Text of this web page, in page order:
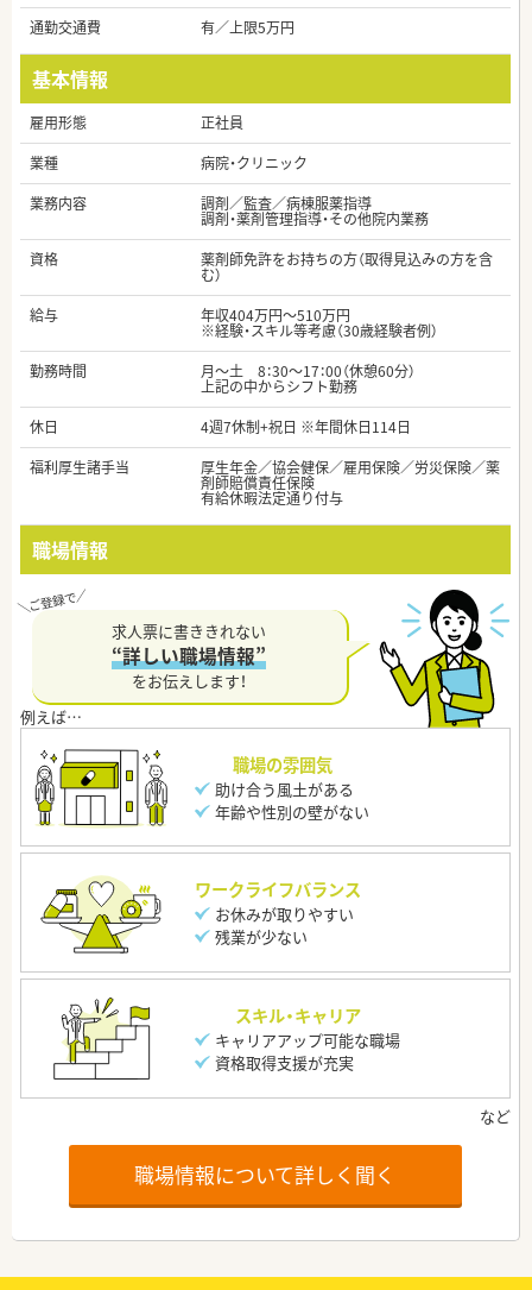
通勤交通費
有／上限5万円
基本情報
雇用形態
正社員
業種
病院・クリニック
業務内容
調剤／監査／病棟服薬指導
調剤・薬剤管理指導・その他院内業務
資格
薬剤師免許をお持ちの方（取得見込みの方を含
む）
給与
年収404万円～510万円
※経験・スキル等考慮（30歳経験者例）
勤務時間
月～土 8：30～17：00（休憩60分）
上記の中からシフト勤務
休日
4週7休制+祝日 ※年間休日114日
福利厚生諸手当
厚生年金／協会健保／雇用保険／労災保険／薬
剤師賠償責任保険
有給休暇法定通り付与
職場情報
求人票に書ききれない
“詳しい職場情報”
をお伝えします！
職場の雰囲気
助け合う風土がある
年齢や性別の壁がない
ワークライフバランス
お休みが取りやすい
残業が少ない
スキル・キャリア
キャリアアップ可能な職場
資格取得支援が充実
職場情報について詳しく聞く